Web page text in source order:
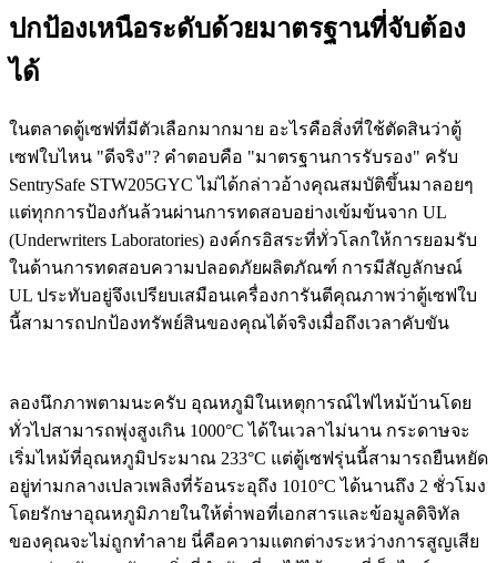
ปกป้องเหนือระดับด้วยมาตรฐานที่จับต้อง
ได้
ในตลาดตู้เซฟที่มีตัวเลือกมากมาย อะไรคือสิ่งที่ใช้ตัดสินว่าตู้
เซฟใบไหน "ดีจริง"? คำตอบคือ "มาตรฐานการรับรอง" ครับ
SentrySafe STW205GYC ไม่ได้กล่าวอ้างคุณสมบัติขึ้นมาลอยๆ
แต่ทุกการป้องกันล้วนผ่านการทดสอบอย่างเข้มข้นจาก UL
(Underwriters Laboratories) องค์กรอิสระที่ทั่วโลกให้การยอมรับ
ในด้านการทดสอบความปลอดภัยผลิตภัณฑ์ การมีสัญลักษณ์
UL ประทับอยู่จึงเปรียบเสมือนเครื่องการันตีคุณภาพว่าตู้เซฟใบ
นี้สามารถปกป้องทรัพย์สินของคุณได้จริงเมื่อถึงเวลาคับขัน
ลองนึกภาพตามนะครับ อุณหภูมิในเหตุการณ์ไฟไหม้บ้านโดย
ทั่วไปสามารถพุ่งสูงเกิน 1000°C ได้ในเวลาไม่นาน กระดาษจะ
เริ่มไหม้ที่อุณหภูมิประมาณ 233°C แต่ตู้เซฟรุ่นนี้สามารถยืนหยัด
อยู่ท่ามกลางเปลวเพลิงที่ร้อนระอุถึง 1010°C ได้นานถึง 2 ชั่วโมง
โดยรักษาอุณหภูมิภายในให้ต่ำพอที่เอกสารและข้อมูลดิจิทัล
ของคุณจะไม่ถูกทำลาย นี่คือความแตกต่างระหว่างการสูญเสีย